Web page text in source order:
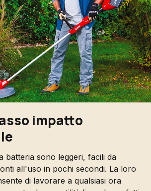
impatto
batteria sono leggeri, facili da
all'uso in pochi secondi. La loro
di lavorare a qualsiasi ora